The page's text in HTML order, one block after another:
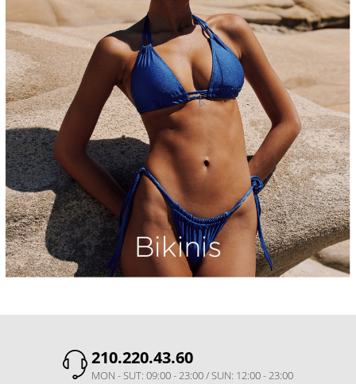
210.220.43.60
MON - SUT: 09:00 - 23:00 / SUN: 12:00 - 23:00